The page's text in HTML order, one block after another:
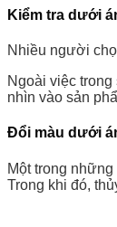
Kiểm tra dưới
Nhiều người
Ngoài việc
nhìn vào sản
Đổi màu dưới
Một trong
Trong khi đó,